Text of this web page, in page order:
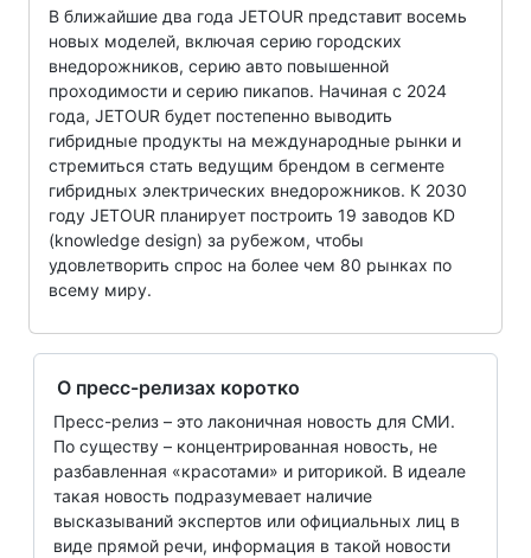
В ближайшие два года JETOUR представит восемь
новых моделей, включая серию городских
внедорожников, серию авто повышенной
проходимости и серию пикапов. Начиная с 2024
года, JETOUR будет постепенно выводить
гибридные продукты на международные рынки и
стремиться стать ведущим брендом в сегменте
гибридных электрических внедорожников. К 2030
году JETOUR планирует построить 19 заводов KD
(knowledge design) за рубежом, чтобы
удовлетворить спрос на более чем 80 рынках по
всему миру.
О пресс-релизах коротко
Пресс-релиз – это лаконичная новость для СМИ.
По существу – концентрированная новость, не
разбавленная «красотами» и риторикой. В идеале
такая новость подразумевает наличие
высказываний экспертов или официальных лиц в
виде прямой речи, информация в такой новости